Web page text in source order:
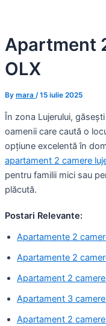
content
Apartment
OLX
By mara /15 iulie 2025
În zona Lujerului,
oamenii care caută o
opțiune excelentă în
apartament 2 camere
pentru familii mici sau
plăcută.
Postari Relevante:
Apartamente 2
Apartamente 2
Apartament 2
Apartament 3
Apartament 2